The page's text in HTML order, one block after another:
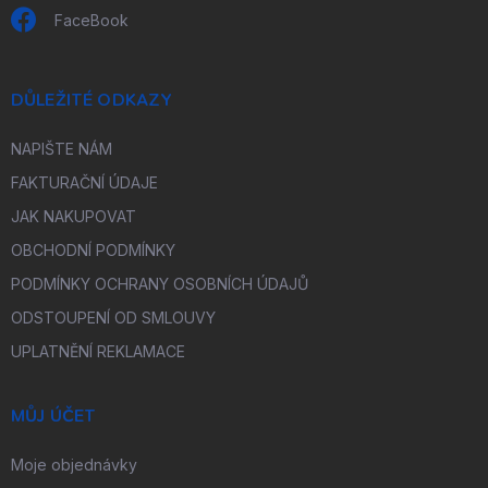
FaceBook
DŮLEŽITÉ ODKAZY
NAPIŠTE NÁM
FAKTURAČNÍ ÚDAJE
JAK NAKUPOVAT
OBCHODNÍ PODMÍNKY
PODMÍNKY OCHRANY OSOBNÍCH ÚDAJŮ
ODSTOUPENÍ OD SMLOUVY
UPLATNĚNÍ REKLAMACE
MŮJ ÚČET
Moje objednávky